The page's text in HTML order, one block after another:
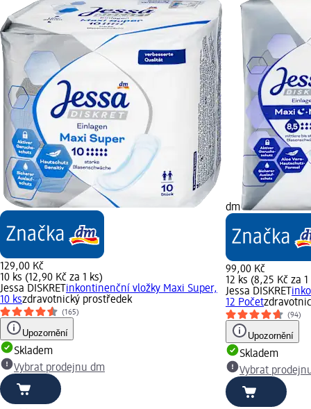
129,00 Kč
10 ks (12,90 Kč za 1 ks)
Jessa DISKRET inkontinenční vložky Maxi Super,
10 kszdravotnický prostředek
(165)
Upozornění
Skladem
Vybrat prodejnu dm
dm
99,00 Kč
12 ks (8,25 Kč za 1
Jessa DISKRET
12 Počet
(94)
Upozornění
Skladem
Vybrat